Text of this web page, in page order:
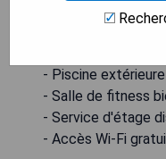
à 3,1 km du zoo
- Piscine extérieure
- Salle de fitness
- Service d'étage
- Accès Wi-Fi